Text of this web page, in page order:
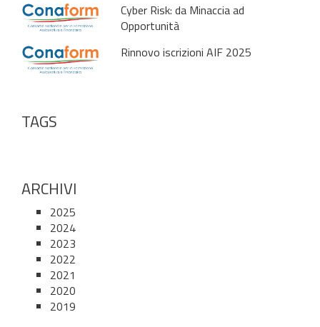
Cyber Risk: da Minaccia ad
Opportunità
Rinnovo iscrizioni AIF 2025
TAGS
ARCHIVI
2025
2024
2023
2022
2021
2020
2019